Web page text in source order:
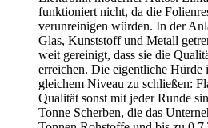
funktioniert nicht, da die
verunreinigen würden. In der
Glas, Kunststoff und Metall
weit gereinigt, dass sie die
erreichen. Die eigentliche Hürde
gleichem Niveau zu schließen:
Qualität sonst mit jeder Runde
Tonne Scherben, die das